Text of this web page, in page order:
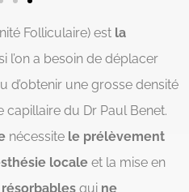
Folliculaire) est la
l’on a besoin de déplacer
une grosse densité
du Dr Paul Benet.
nécessite le prélèvement
locale et la mise en
qui ne